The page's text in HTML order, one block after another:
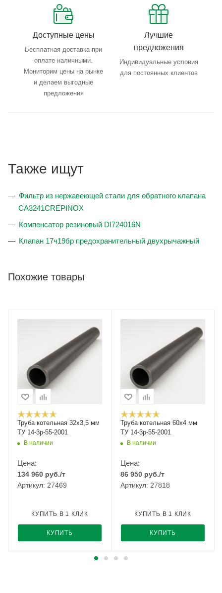
Доступные цены
Бесплатная доставка при
оплате наличными.
Мониторим цены на рынке
и делаем выгодные
предложения
Лучшие
предложения
Индивидуальные условия
для постоянных клиентов
Также ищут
Фильтр из нержавеющей стали для обратного клапана
CA3241CREPINOX
Компенсатор резиновый DI724016N
Клапан 17ч19бр предохранительный двухрычажный
Похожие товары
Труба котельная 32х3,5 мм
ТУ 14-3р-55-2001
В наличии
Цена:
134 960 руб./т
Артикул: 27469
КУПИТЬ
КУПИТЬ В 1 КЛИК
Труба котельная 60х4 мм
ТУ 14-3р-55-2001
В наличии
Цена:
86 950 руб./т
Артикул: 27818
КУПИТЬ
КУПИТЬ В 1 КЛИК